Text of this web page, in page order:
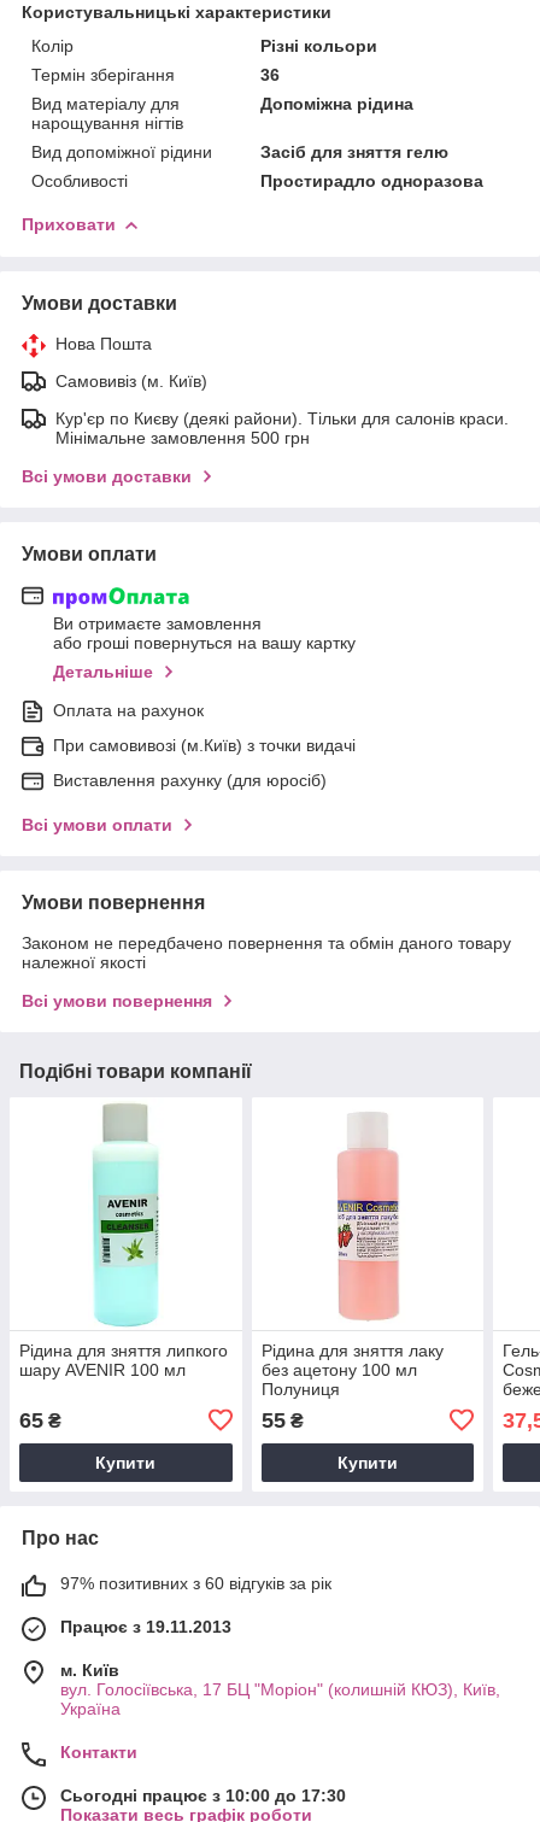
Користувальницькі характеристики
Колір
Різні кольори
Термін зберігання
36
Вид матеріалу для
нарощування нігтів
Допоміжна рідина
Вид допоміжної рідини
Засіб для зняття гелю
Особливості
Простирадло одноразова
Приховати
Умови доставки
Нова Пошта
Самовивіз (м. Київ)
Кур'єр по Києву (деякі райони). Тільки для салонів краси.
Мінімальне замовлення 500 грн
Всі умови доставки
Умови оплати
Ви отримаєте замовлення
або гроші повернуться на вашу картку
Детальніше
Оплата на рахунок
При самовивозі (м.Київ) з точки видачі
Виставлення рахунку (для юросіб)
Всі умови оплати
Умови повернення
Законом не передбачено повернення та обмін даного товару
належної якості
Всі умови повернення
Подібні товари компанії
Рідина для зняття липкого
шару AVENIR 100 мл
65 ₴
Купити
Рідина для зняття лаку
без ацетону 100 мл
Полуниця
55₴
Купити
Про нас
97% позитивних з 60 відгуків за рік
Працює з 19.11.2013
м. Київ
вул. Голосіївська, 17 БЦ "Моріон" (колишній КЮЗ), Київ,
Україна
Контакти
Сьогодні працює з 10:00 до 17:30
Показати весь графік роботи